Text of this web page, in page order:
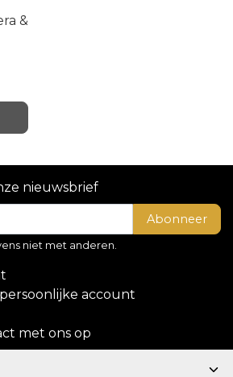
&
nieuwsbrief
Abonneer
niet met anderen.
account
met ons op